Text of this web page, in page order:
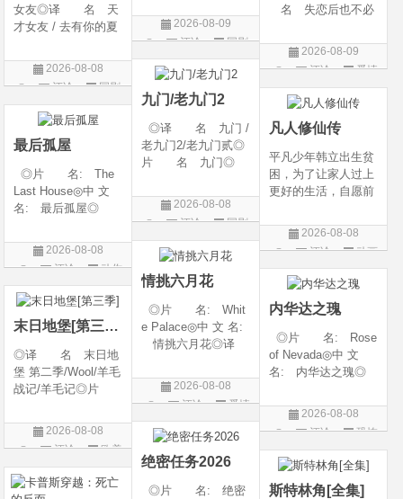
陆◎类 别 传记
/ 历史 / 古装◎语
上映日期 2026-07-
20(中国大陆)◎
2026-08-09
评论
国剧
名 失恋后也不必
rself◎年 代 20
26◎产 地 中国
剧 / 爱情◎语
言 汉语普通话◎上
映
2026-08-09
评论
爱情
片
女友◎译 名 天
才女友 / 去有你的夏
年 代 2026◎
产 地 中国大陆
爱情◎语 言 汉
语普通话◎上映日期
2026-08-08
评论
国剧
九门/老九门2
◎译 名 九门 /
老九门2/老九门贰◎
片 名 九门◎
产 地 中国大陆
◎类 别 剧情 /
言 汉语普通话◎上
映日期 2026-07
2026-08-08
评论
国剧
凡人修仙传
平凡少年韩立出生贫
困，为了让家人过上
更好的生活，自愿前
核，最终被墨大夫收
入门下。 墨大夫一
养、传授医术，让韩
立对他非常感激，但
随着一同入
2026-08-08
评论
动画
片
最后孤屋
◎片 名: The
Last House◎中 文
名: 最后孤屋◎
Eleven Eight One S
even◎年 代: 2
国 / 法国 / 美国◎
类 别: 动作 /
2026-08-08
评论
动作
片
情挑六月花
◎片 名: Whit
e Palace◎中 文 名:
情挑六月花◎译
道之恋 / 白色宫殿◎
年 代: 1990◎
类 别: 剧情 / 爱
情◎语
2026-08-08
评论
爱情
片
内华达之瑰
◎片 名: Rose
of Nevada◎中 文
名: 内华达之瑰◎
玫瑰 / 英伦转生号
(港) / 谜航(台)◎年
地: 英国◎类
别: 剧情 / 恐
2026-08-08
评论
恐怖
片
末日地堡[第三季]
◎译 名 末日地
堡 第二季/Wool/羊毛
战记/羊毛记◎片
◎年 代 2024◎
产 地 美国◎
幻 / 悬疑◎语
言 英语◎上映日
2026-08-08
评论
欧美
剧
绝密任务2026
◎片 名: 绝密
斯特林角[全集]